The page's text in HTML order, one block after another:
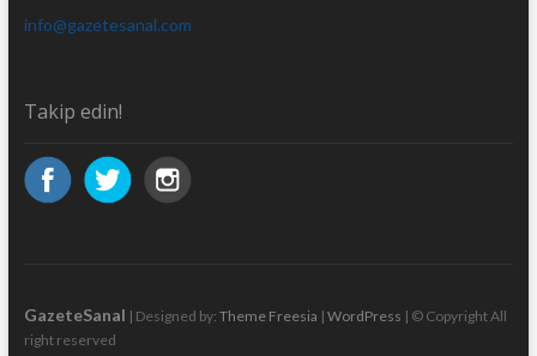
info@gazetesanal.com
Takip edin!
GazeteSanal | Designed by: Theme Freesia | WordPress | © Copyright All
right reserved